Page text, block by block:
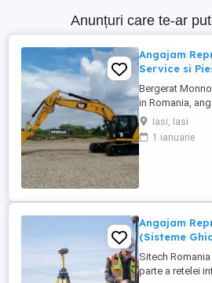
Anunțuri care te-ar
Angajam
Service si
Bergerat
in Romania,
Eneria (motoare
Reprezentant
Moldova. Studii
Iasi, Iasi
1 ianuarie
Angajam
(Sisteme
Sitech
parte a retelei